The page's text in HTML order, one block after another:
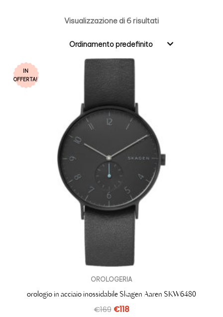
Visualizzazione di 6 risultati
Ordinamento predefinito
IN
OFFERTA!
OROLOGERIA
orologio in acciaio inossidabile Skagen Aaren SKW6480
€169 €118